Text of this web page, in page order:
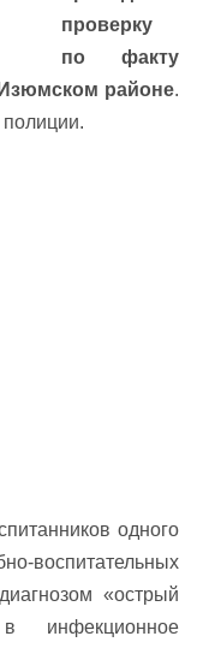
проверку
по факту
районе.
одного
воспитательных
«острый
в инфекционное